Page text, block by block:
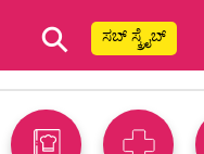
⚲ ಸಬ್ ಸ್ಕ್ರೈಬ್